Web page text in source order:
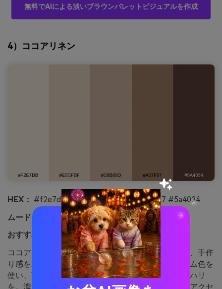
無料でAIによる淡いブラウンパレットビジュアルを作成
4）ココアリネン
HEX： #f2e7db #e0cfbf #c8b09d #a07f67 #5a4034
ムード：
居心地の良さ、安定感、触感
おすすめ用途：ホームデコールECバナー
ココアとリネンの色合いは、天然の生地、暖かい光、手作
り感を示唆します。バナーのベースに明るいクリーム色を
使い、商品紹介にはトープやタンのブロックでメリハリ
を。濃いエスプレッソブラウンは、ボタンや値札のアクセ